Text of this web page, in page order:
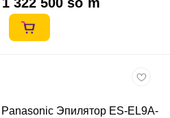
Panasonic Эпилятор ES-EL9A-